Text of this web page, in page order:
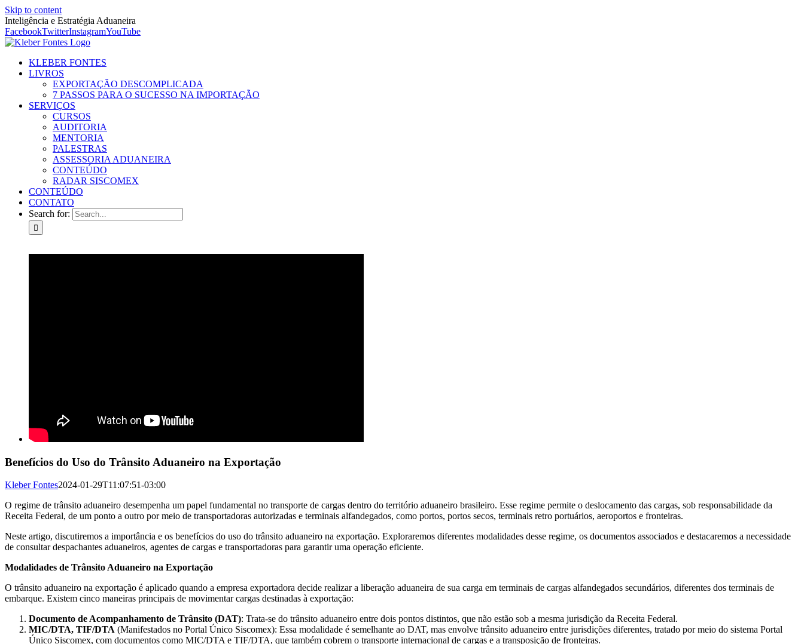
Skip to content
Inteligência e Estratégia Aduaneira
FacebookTwitterInstagramYouTube
KLEBER FONTES
LIVROS
EXPORTAÇÃO DESCOMPLICADA
7 PASSOS PARA O SUCESSO NA IMPORTAÇÃO
SERVIÇOS
CURSOS
AUDITORIA
MENTORIA
PALESTRAS
ASSESSORIA ADUANEIRA
CONTEÚDO
RADAR SISCOMEX
CONTEÚDO
CONTATO
Search for:
Benefícios do Uso do Trânsito Aduaneiro na Exportação
Kleber Fontes2024-01-29T11:07:51-03:00
O regime de trânsito aduaneiro desempenha um papel fundamental no transporte de cargas dentro do território aduaneiro brasileiro. Esse regime permite o deslocamento das cargas, sob responsabilidade da
Receita Federal, de um ponto a outro por meio de transportadoras autorizadas e terminais alfandegados, como portos, portos secos, terminais retro portuários, aeroportos e fronteiras.
Neste artigo, discutiremos a importância e os benefícios do uso do trânsito aduaneiro na exportação. Exploraremos diferentes modalidades desse regime, os documentos associados e destacaremos a necessidade
de consultar despachantes aduaneiros, agentes de cargas e transportadoras para garantir uma operação eficiente.
Modalidades de Trânsito Aduaneiro na Exportação
O trânsito aduaneiro na exportação é aplicado quando a empresa exportadora decide realizar a liberação aduaneira de sua carga em terminais de cargas alfandegados secundários, diferentes dos terminais de
embarque. Existem cinco maneiras principais de movimentar cargas destinadas à exportação:
Documento de Acompanhamento de Trânsito (DAT): Trata-se do trânsito aduaneiro entre dois pontos distintos, que não estão sob a mesma jurisdição da Receita Federal.
MIC/DTA, TIF/DTA (Manifestados no Portal Único Siscomex): Essa modalidade é semelhante ao DAT, mas envolve trânsito aduaneiro entre jurisdições diferentes, tratado por meio do sistema Portal
Único Siscomex, com documentos como MIC/DTA e TIF/DTA, que também cobrem o transporte internacional de cargas e a transposição de fronteiras.